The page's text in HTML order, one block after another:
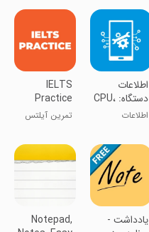
اطلاعات
دستگاه: CPU،
RAM
اطلاعات
اطلاعات سیستم
IELTS
Practice
Band 9
تمرین آیلتس
یادداشت -
Notepad,